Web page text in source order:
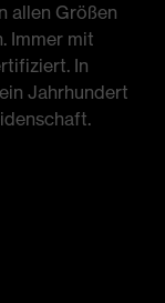
allen Größen
Immer mit
In
Jahrhundert